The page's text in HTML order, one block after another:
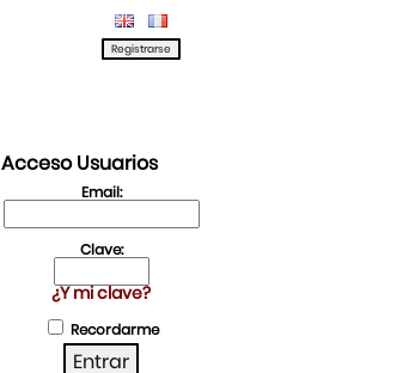
Acceso Usuarios
Email:
Clave:
¿Y mi clave?
Recordarme